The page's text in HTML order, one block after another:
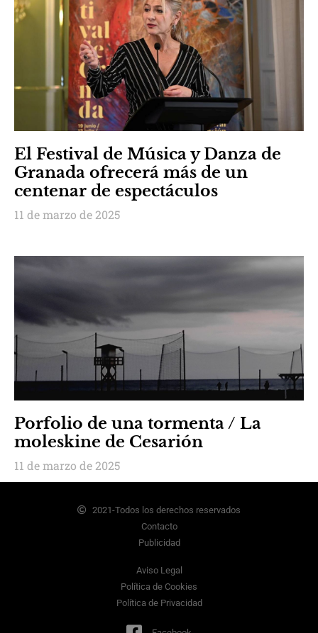
El Festival de Música y Danza de
Granada ofrecerá más de un
centenar de espectáculos
11 de marzo de 2025
Porfolio de una tormenta / La
moleskine de Cesarión
11 de marzo de 2025
2021-Todos los derechos reservados
Contacto
Publicidad
Aviso Legal
Política de Cookies
Política de Privacidad